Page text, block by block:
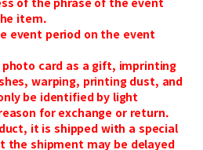
item.
event period on the event
card as a gift, imprinting
warping, printing dust, and
be identified by light
for exchange or return.
it is shipped with a special
the shipment may be delayed